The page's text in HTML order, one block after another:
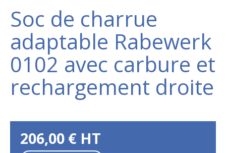
Soc de charrue
adaptable Rabewerk
0102 avec carbure et
rechargement droite
206,00 € HT